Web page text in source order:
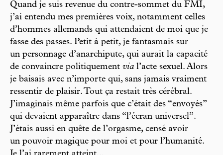
Quand je suis revenue du contre-sommet du FMI,
j’ai entendu mes premières voix, notamment celles
d’hommes allemands qui attendaient de moi que je
fasse des passes. Petit à petit, je fantasmais sur
un personnage d’anarchipute, qui aurait la capacité
de convaincre politiquement via l’acte sexuel. Alors
je baisais avec n’importe qui, sans jamais vraiment
ressentir de plaisir. Tout ça restait très cérébral.
J’imaginais même parfois que c’était des “envoyés”
qui devaient apparaître dans “l’écran universel”.
J’étais aussi en quête de l’orgasme, censé avoir
un pouvoir magique pour moi et pour l’humanité.